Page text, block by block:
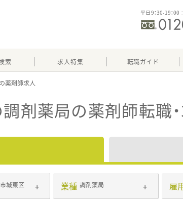
平日9：30-19：00
索 求人特集 転職ガイド
調剤薬局の薬剤師転職
城東区 業種 調剤薬局 雇